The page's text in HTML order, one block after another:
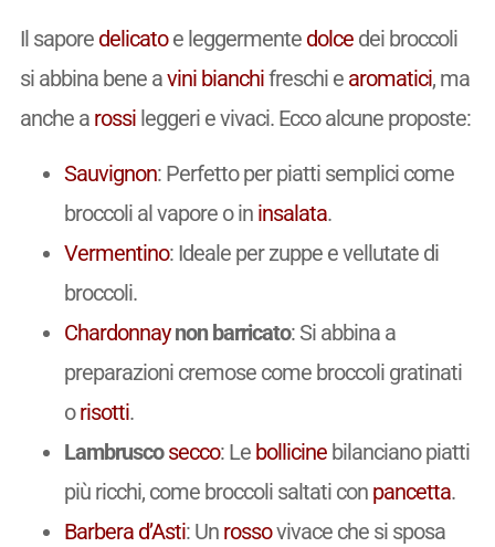
Il sapore delicatoe leggermente dolcedei broccoli
si abbina bene avini bianchifreschi e aromatici, ma
anche a rossileggeri e vivaci. Ecco alcune proposte:
Sauvignon: Perfetto per piatti semplici come
broccoli al vapore o in insalata.
Vermentino: Ideale per zuppe e vellutate di
broccoli.
Chardonnaynon barricato: Si abbina a
preparazioni cremose come broccoli gratinati
orisotti.
Lambruscosecco: Le bollicinebilanciano piatti
più ricchi, come broccoli saltati con pancetta.
Barbera d’Asti: Un rossovivace che si sposa